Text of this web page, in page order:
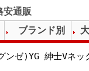
通販
ンゼ)YG 紳士Vネ
ブランド別